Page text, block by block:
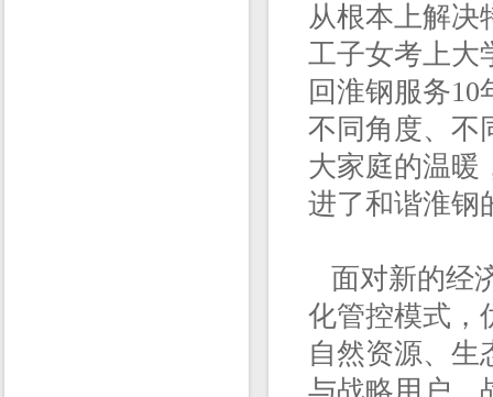
从根本上解决
工子女考上大
回淮钢服务
不同角度、不
大家庭的温暖
进了和谐淮钢
面对新的经
化管控模式，
自然资源、生